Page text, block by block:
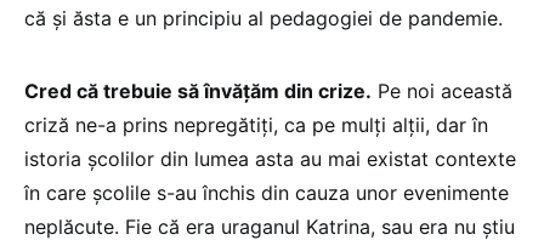
că și ăsta e un principiu al pedagogiei de pandemie.
Cred că trebuie să învățăm din crize. Pe noi această
criză ne-a prins nepregătiți, ca pe mulți alții, dar în
istoria școlilor din lumea asta au mai existat contexte
în care școlile s-au închis din cauza unor evenimente
neplăcute. Fie că era uraganul Katrina, sau era nu știu